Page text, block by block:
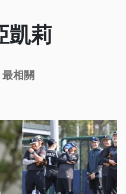
凱莉
最相關